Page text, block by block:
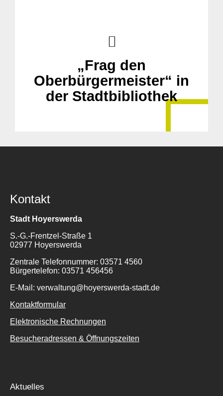
„Frag den
Oberbürgermeister“ in
der Stadtbibliothek
Kontakt
Stadt Hoyerswerda
S.-G.-Frentzel-Straße 1
02977 Hoyerswerda
Zentrale Telefonnummer: 03571 4560
Bürgertelefon: 03571 456456
E-Mail: verwaltung@hoyerswerda-stadt.de
Kontaktformular
Elektronische Rechnungen
Besucheradressen & Öffnungszeiten
Aktuelles